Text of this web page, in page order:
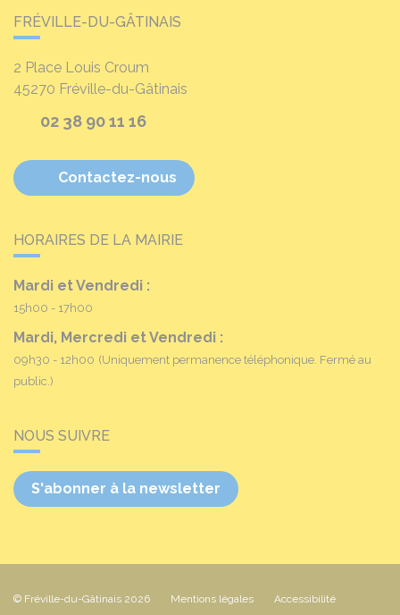
FRÉVILLE-DU-GÂTINAIS
2 Place Louis Croum
45270 Fréville-du-Gâtinais
02 38 90 11 16
Contactez-nous
HORAIRES DE LA MAIRIE
Mardi et Vendredi :
15h00 - 17h00
Mardi, Mercredi et Vendredi :
09h30 - 12h00 (Uniquement permanence téléphonique. Fermé au
public.)
NOUS SUIVRE
S'abonner à la newsletter
© Fréville-du-Gâtinais 2026 Mentions légales
Accessibilité